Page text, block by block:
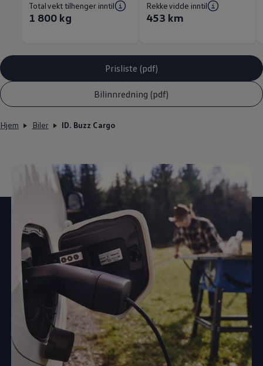
Totalvekt tilhenger inntil
1 800 kg
Rekkevidde inntil
453 km
Prisliste (pdf)
Bilinnredning (pdf)
Hjem Biler ID. Buzz Cargo